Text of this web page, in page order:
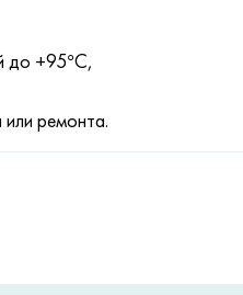
до +95°С,
или ремонта.